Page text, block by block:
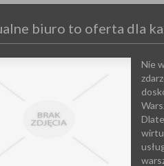
biuro to oferta dla
Nie